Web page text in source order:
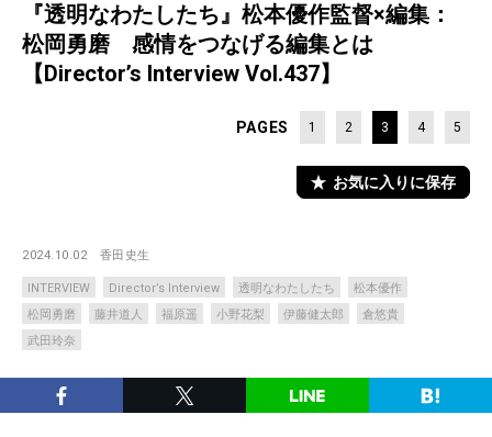
『透明なわたしたち』松本優作監督×編集：
松岡勇磨 感情をつなげる編集とは
【Director’s Interview Vol.437】
PAGES 1 2 3 4 5
お気に入りに保存
2024.10.02 香田史生
INTERVIEW Director’s Interview 透明なわたしたち
松本優作
松岡勇磨
藤井道人 福原遥 小野花梨 伊藤健太郎
倉悠貴
武田玲奈